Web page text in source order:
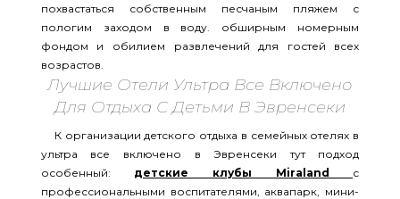
похвастаться собственным песчаным пляжем с
пологим заходом в воду. обширным номерным
фондом и обилием развлечений для гостей всех
возрастов.
Лучшие Отели Ультра Все Включено
Для Отдыха С Детьми В Эвренсеки
К организации детского отдыха в семейных отелях в
ультра все включено в Эвренсеки тут подход
особенный: детские клубы Miraland с
профессиональными воспитателями, аквапарк, мини-